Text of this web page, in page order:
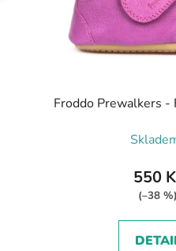
Froddo Prewalkers -
550
(–38 %)